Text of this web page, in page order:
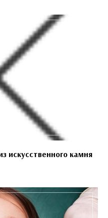
искусственного камня